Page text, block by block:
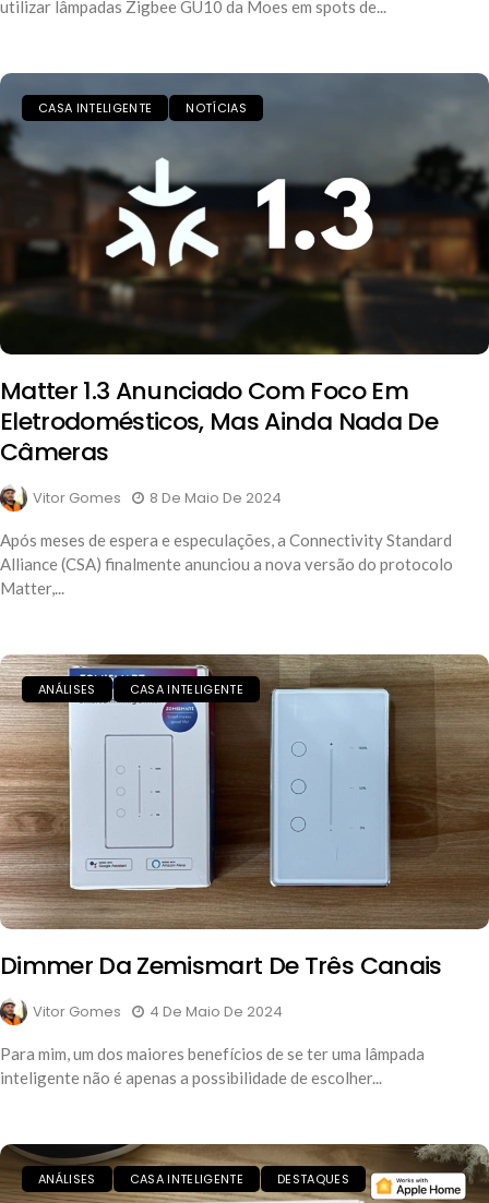
utilizar lâmpadas Zigbee GU10 da Moes em spots de...
CASA INTELIGENTE NOTÍCIAS
Matter 1.3 Anunciado Com Foco Em
Eletrodomésticos, Mas Ainda Nada De
Câmeras
Vitor Gomes 8 De Maio De 2024
Após meses de espera e especulações, a Connectivity Standard
Alliance (CSA) finalmente anunciou a nova versão do protocolo
Matter,...
ANÁLISES CASA INTELIGENTE
Dimmer Da Zemismart De Três Canais
Vitor Gomes 4 De Maio De 2024
Para mim, um dos maiores benefícios de se ter uma lâmpada
inteligente não é apenas a possibilidade de escolher...
ANÁLISES CASA INTELIGENTE DESTAQUES